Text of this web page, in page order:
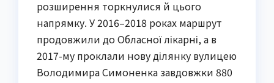
розширення торкнулися й цього
напрямку. У 2016–2018 роках маршрут
продовжили до Обласної лікарні, а в
2017-му проклали нову ділянку вулицею
Володимира Симоненка завдовжки 880